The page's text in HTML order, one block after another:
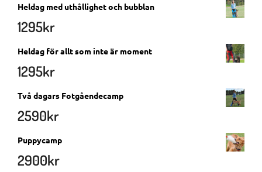
Heldag med uthållighet och bubblan
1295kr
Heldag för allt som inte är moment
1295kr
Två dagars Fotgåendecamp
2590kr
Puppycamp
2900kr